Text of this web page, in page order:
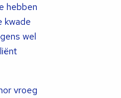
hebben
kwade
wel
vroeg